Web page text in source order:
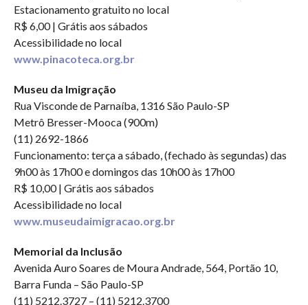
Estacionamento gratuito no local
R$ 6,00 | Grátis aos sábados
Acessibilidade no local
www.pinacoteca.org.br
Museu da Imigração
Rua Visconde de Parnaíba, 1316 São Paulo-SP
Metrô Bresser-Mooca (900m)
(11) 2692-1866
Funcionamento: terça a sábado, (fechado às segundas) das
9h00 às 17h00 e domingos das 10h00 às 17h00
R$ 10,00 | Grátis aos sábados
Acessibilidade no local
www.museudaimigracao.org.br
Memorial da Inclusão
Avenida Auro Soares de Moura Andrade, 564, Portão 10,
Barra Funda – São Paulo-SP
(11) 5212.3727 – (11) 5212.3700